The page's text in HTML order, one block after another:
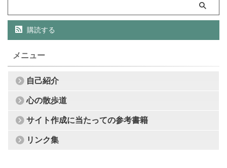
購読する
メニュー
自己紹介
心の散歩道
サイト作成に当たっての参考書籍
リンク集